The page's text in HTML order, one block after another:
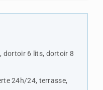
dortoir 6 lits, dortoir 8
24h/24, terrasse,